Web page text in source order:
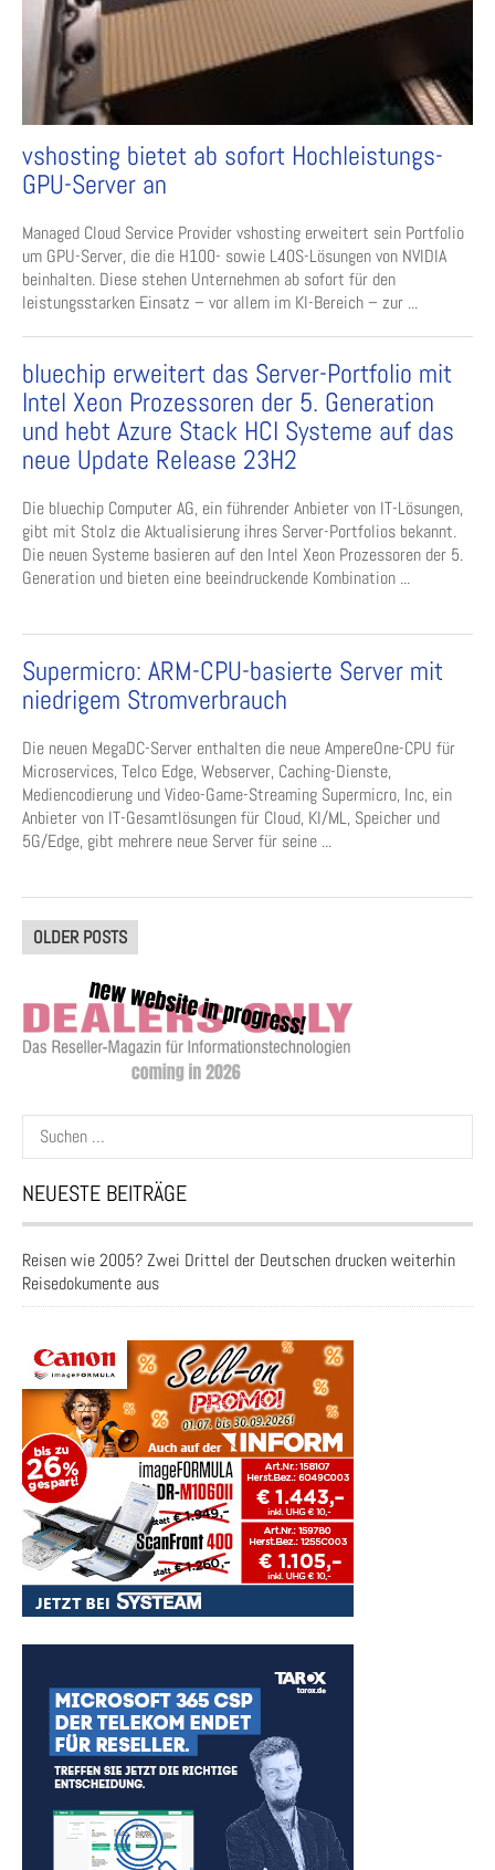
vshosting bietet ab sofort Hochleistungs-
GPU-Server an
Managed Cloud Service Provider vshosting erweitert sein Portfolio
um GPU-Server, die die H100- sowie L40S-Lösungen von NVIDIA
beinhalten. Diese stehen Unternehmen ab sofort für den
leistungsstarken Einsatz ­– vor allem im KI-Bereich – zur ...
bluechip erweitert das Server-Portfolio mit
Intel Xeon Prozessoren der 5. Generation
und hebt Azure Stack HCI Systeme auf das
neue Update Release 23H2
Die bluechip Computer AG, ein führender Anbieter von IT-Lösungen,
gibt mit Stolz die Aktualisierung ihres Server-Portfolios bekannt.
Die neuen Systeme basieren auf den Intel Xeon Prozessoren der 5.
Generation und bieten eine beeindruckende Kombination ...
Supermicro: ARM-CPU-basierte Server mit
niedrigem Stromverbrauch
Die neuen MegaDC-Server enthalten die neue AmpereOne-CPU für
Microservices, Telco Edge, Webserver, Caching-Dienste,
Mediencodierung und Video-Game-Streaming Supermicro, Inc, ein
Anbieter von IT-Gesamtlösungen für Cloud, KI/ML, Speicher und
5G/Edge, gibt mehrere neue Server für seine ...
Posts
navigation
OLDER POSTS
Suchen
nach:
NEUESTE BEITRÄGE
Reisen wie 2005? Zwei Drittel der Deutschen drucken weiterhin
Reisedokumente aus